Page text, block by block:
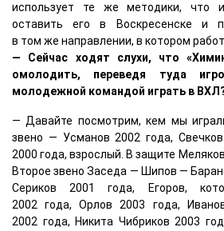
использует те же методики, что
оставить его в Воскресенске и
в том же направлении, в котором
— Сейчас ходят слухи, что
омолодить, переведя туда
молодежной командой играть в
— Давайте посмотрим, кем мы
звено — Усманов 2002 года,
2000 года, взрослый. В защите
Второе звено Заседа — Шипов —
Сериков 2001 года, Егоров,
2002 года, Орлов 2003 года,
2002 года, Никита Чибриков 2003